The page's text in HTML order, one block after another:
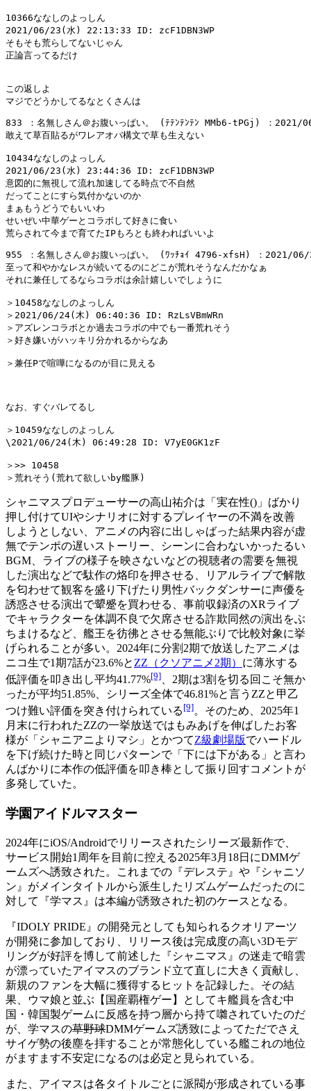
10366ななしのよっしん
2021/06/23(水) 22:13:33 ID: zcF1DBN3WP
そもそも荒らしてないじゃん
正論言ってるだけ
この返しよ
833 ：名無しさん＠お腹いっぱい。 (ﾃﾃﾝﾃﾝﾃﾝ MMb6-tPGj) ：
敢えて草百貼るがワレアオバ構文で草も生えない
10434ななしのよっしん
2021/06/23(水) 23:44:36 ID: zcF1DBN3WP
意図的に無視して流れ加速してる時点で不自然
だってことにすら気付かないのか
まぁもうどうでもいいわ
せいぜい中華ゲーとコラボして好きに食い
955 ：名無しさん＠お腹いっぱい。 (ﾜｯﾁｮｲ 4796-xfsH) ：2021/
至って和やかなレスが続いてるのにどこが荒れそうなんだかなぁ
それに兼任してるならコラボは余計嬉しいでしょうに
＞10458ななしのよっしん
＞2021/06/24(木) 06:40:36 ID: RzLsVBmWRn
＞アズレンコラボとか過去コラボの中でも一番荒れそう
＞好き嫌いがハッキリ分かれるからなあ
＞兼任Pで喧嘩になるのが目に見える
なお、すぐバレてるし
＞10459ななしのよっしん
\2021/06/24(木) 06:49:28 ID: V7yE0GK1zF
＞>> 10458
シャニマスプロデューサーの高山祐介は「実在性()」ばかり
押し付けてUIやシナリオに対するプレイヤーの不満を改善
しようとしない、アニメの内容に出しゃばった結果内容が虚
無でテンポの遅いストーリー、シーンに合わないかったるい
BGM、ライブの様子を映さないなどの視聴者の需要を無視
した演出などで駄作の烙印を押させる、リアルライブで解散
を匂わせて観客を盛り下げたり男性バックダンサーに声優を
誘惑させる演出で顰蹙を買わせる、事前収録済のXRライブ
でキャラクターを体調不良で欠席させる詐欺同然の演出をぶ
ちまけるなど、艦王を彷彿とさせる無能ぶりで比較対象に挙
げられることが多い。2024年に分割2期で放送したアニメは
ニコ生で1期7話が23.6%とZZ（クソアニメ2期） に薄氷する
低評価を叩き出し平均41.77%[9]、2期は3割を切る回こそ無か
ったが平均51.85%、シリーズ全体で46.81%と言うZZと甲乙
つけ難い評価を突き付けられている [9]。そのため、2025年1
月末に行われたZZの一挙放送ではもみあげを伸ばしたお客
様が「シャニアニよりマシ」とかつてZ級劇場版でハードル
を下げ続けた時と同じパターンで「下には下がある」と言わ
んばかりに本作の低評価を叩き棒として振り回すコメントが
多発していた。
学園アイドルマスター
2024年にiOS/Androidでリリースされたシリーズ最新作で、
サービス開始1周年を目前に控える2025年3月18日にDMMゲ
ームズへ誘致された。これまでの『デレステ』や『シャニソ
ン』がメインタイトルから派生したリズムゲームだったのに
対して『学マス』は本編が誘致された初のケースとなる。
『IDOLY PRIDE』の開発元としても知られるクオリアーツ
が開発に参加しており、リリース後は完成度の高い3Dモデ
リングが好評を博して前述した『シャニマス』の迷走で暗雲
が漂っていたアイマスのブランド立て直しに大きく貢献し、
新規のファンを大幅に獲得するヒットを記録した。その結
果、ウマ娘と並ぶ【国産覇権ゲー】としてキ艦員を含む中
国・韓国製ゲームに反感を持つ層から持て囃されていたのだ
が、学マスの草野球DMMゲームズ誘致によってただでさえ
サイゲ勢の後塵を拝することが常態化している艦これの地位
がますます不安定になるのは必定と見られている。
また、アイマスは各タイトルごとに派閥が形成されている事